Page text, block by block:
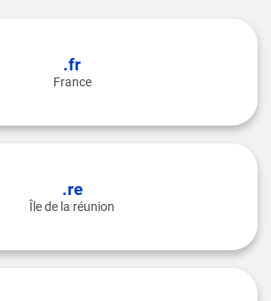
.fr
France
.re
Île de la réunion